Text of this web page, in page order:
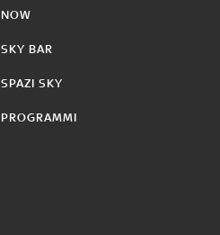
NOW
SKY BAR
SPAZI SKY
PROGRAMMI